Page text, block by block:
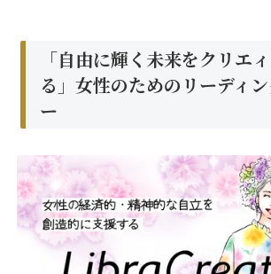
「自由に輝く未来をクリエ
る」女性のためのリーディ
ー